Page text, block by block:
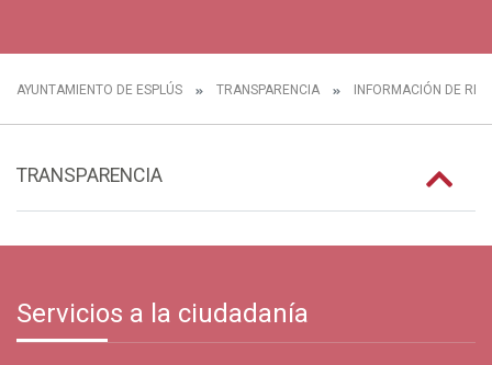
AYUNTAMIENTO DE ESPLÚS TRANSPARENCIA INFORMACIÓN DE
TRANSPARENCIA
Servicios a la ciudadanía